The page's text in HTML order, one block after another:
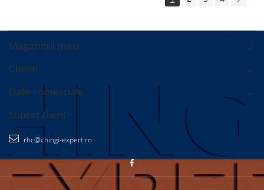
Magazinul meu
Clienti
Date comerciale
Suport clienti
rhc@chingi-expert.ro